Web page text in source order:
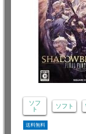
ソフ
ト
ソフト
送料無料